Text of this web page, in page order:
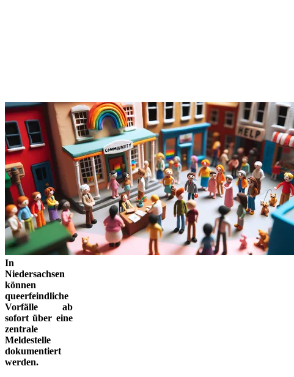
In
Niedersachsen
können
queerfeindliche
Vorfälle ab
sofort über eine
zentrale
Meldestelle
dokumentiert
werden.